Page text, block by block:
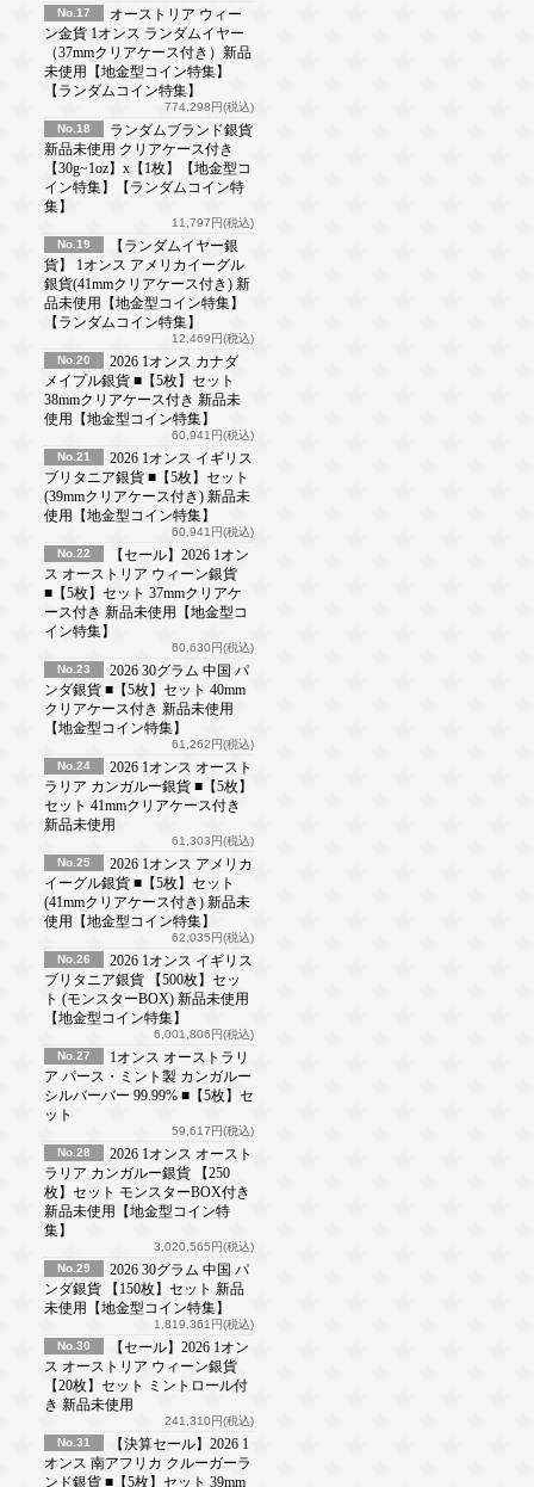
No.17
オーストリア ウィー
ン金貨 1オンス ランダムイヤー
（37mmクリアケース付き）新品
未使用【地金型コイン特集】
【ランダムコイン特集】
774,298円(税込)
No.18
ランダムブランド銀貨
新品未使用 クリアケース付き
【30g~1oz】x【1枚】【地金型コ
イン特集】【ランダムコイン特
集】
11,797円(税込)
No.19
【ランダムイヤー銀
貨】 1オンス アメリカイーグル
銀貨(41mmクリアケース付き) 新
品未使用【地金型コイン特集】
【ランダムコイン特集】
12,469円(税込)
No.20
2026 1オンス カナダ
メイプル銀貨 ■【5枚】セット
38mmクリアケース付き 新品未
使用【地金型コイン特集】
60,941円(税込)
No.21
2026 1オンス イギリス
ブリタニア銀貨 ■【5枚】セット
(39mmクリアケース付き) 新品未
使用【地金型コイン特集】
60,941円(税込)
No.22
【セール】2026 1オン
ス オーストリア ウィーン銀貨
■【5枚】セット 37mmクリアケ
ース付き 新品未使用【地金型コ
イン特集】
60,630円(税込)
No.23
2026 30グラム 中国 パ
ンダ銀貨 ■【5枚】セット 40mm
クリアケース付き 新品未使用
【地金型コイン特集】
61,262円(税込)
No.24
2026 1オンス オースト
ラリア カンガルー銀貨 ■【5枚】
セット 41mmクリアケース付き
新品未使用
61,303円(税込)
No.25
2026 1オンス アメリカ
イーグル銀貨 ■【5枚】セット
(41mmクリアケース付き) 新品未
使用【地金型コイン特集】
62,035円(税込)
No.26
2026 1オンス イギリス
ブリタニア銀貨 【500枚】セッ
ト (モンスターBOX) 新品未使用
【地金型コイン特集】
6,001,806円(税込)
No.27
1オンス オーストラリ
ア パース・ミント製 カンガルー
シルバーバー 99.99% ■【5枚】セ
ット
59,617円(税込)
No.28
2026 1オンス オースト
ラリア カンガルー銀貨 【250
枚】セット モンスターBOX付き
新品未使用【地金型コイン特
集】
3,020,565円(税込)
No.29
2026 30グラム 中国 パ
ンダ銀貨 【150枚】セット 新品
未使用【地金型コイン特集】
1,819,361円(税込)
No.30
【セール】2026 1オン
ス オーストリア ウィーン銀貨
【20枚】セット ミントロール付
き 新品未使用
241,310円(税込)
No.31
【決算セール】2026 1
オンス 南アフリカ クルーガーラ
ンド銀貨 ■【5枚】セット 39mm